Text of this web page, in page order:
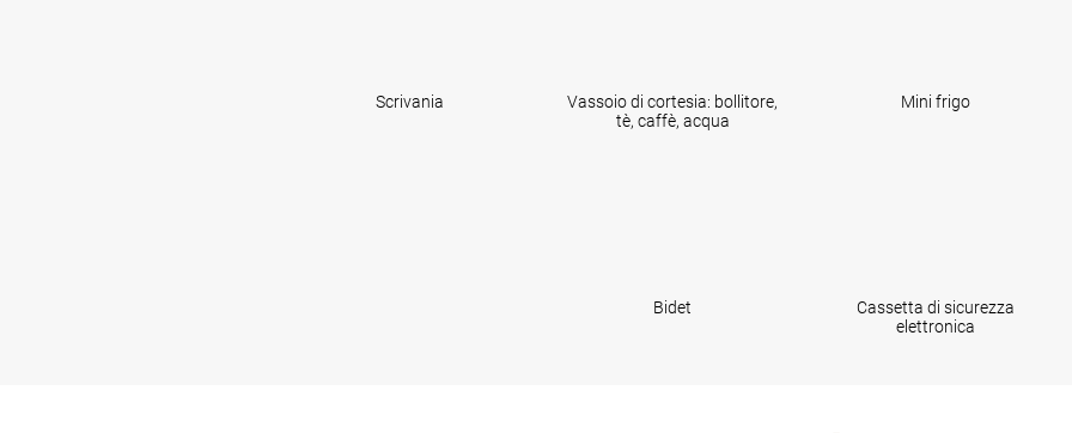
Scrivania
Vassoio di cortesia: bollitore,
tè, caffè, acqua
Mini frigo
Bidet
Cassetta di sicurezza
elettronica